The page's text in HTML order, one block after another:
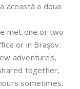
această a doua
met one or two
or in Brașov.
adventures,
together,
sometimes.